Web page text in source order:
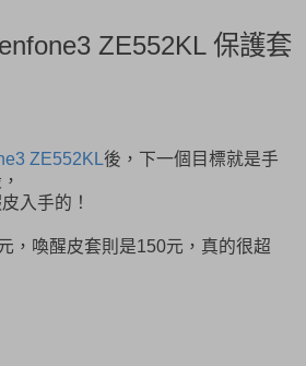
ZE552KL 保護套
ZE552KL後，下一個目標就是手
入手的！
，喚醒皮套則是150元，真的很超